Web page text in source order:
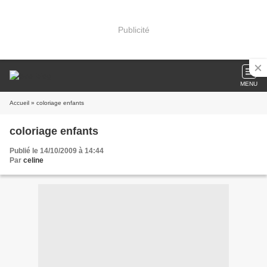
Publicité
MENU
Accueil » coloriage enfants
coloriage enfants
Publié le 14/10/2009 à 14:44
Par celine